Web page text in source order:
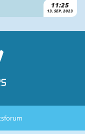
11:25
13. SEP. 2023
forum